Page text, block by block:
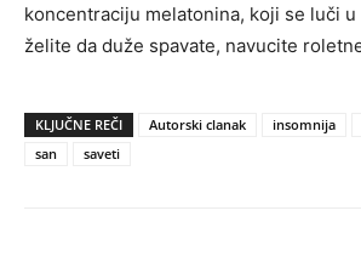
koncentraciju melatonina, koji se luči
želite da duže spavate, navucite
KLJUČNE REČI Autorski clanak insomnija
san
saveti